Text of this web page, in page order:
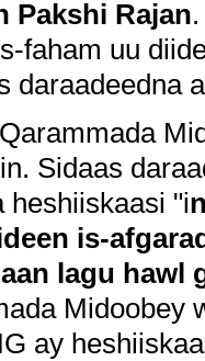
Pakshi Rajan
faham uu
daraadeedna
Sidaas
"i
is-
lagu hawl
Midoobey
ay